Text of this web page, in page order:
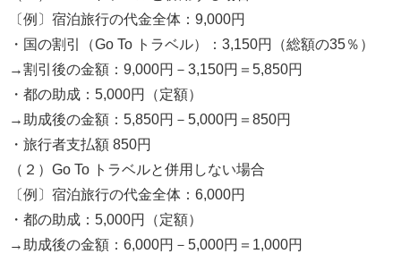
〔例〕宿泊旅行の代金全体：9,000円
・国の割引（Go To トラベル）：3,150円（総額の35％）
→割引後の金額：9,000円－3,150円＝5,850円
・都の助成：5,000円（定額）
→助成後の金額：5,850円－5,000円＝850円
・旅行者支払額 850円
（２）Go To トラベルと併用しない場合
〔例〕宿泊旅行の代金全体：6,000円
・都の助成：5,000円（定額）
→助成後の金額：6,000円－5,000円＝1,000円